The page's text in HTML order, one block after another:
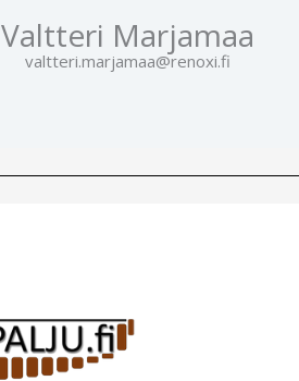
Valtteri Marjamaa
valtteri.marjamaa@renoxi.fi